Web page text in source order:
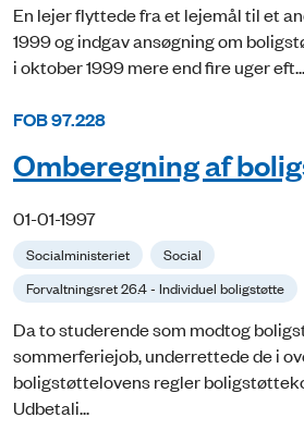
En lejer flyttede fra et lejemål til et
1999 og indgav ansøgning om
i oktober 1999 mere end fire uger eft...
FOB 97.228
Omberegning af
01-01-1997
Socialministeriet
Social
Forvaltningsret 26.4 - Individuel boligstøtte
Da to studerende som modtog
sommerferiejob, underrettede de i
boligstøttelovens regler
Udbetali...